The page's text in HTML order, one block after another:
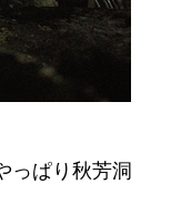
っぱり秋芳洞